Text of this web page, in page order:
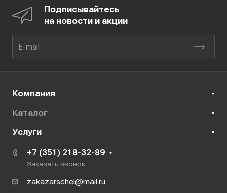
Подписывайтесь
на новости и акции
Компания
Каталог
Услуги
+7 (351) 218-32-89
Заказать звонок
zakazarschel@mail.ru